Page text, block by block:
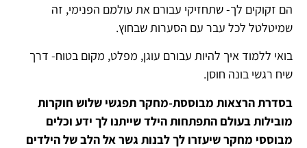
הם זקוקים לך- שתחזיקי עבורם את עולמם הפנימי, זה
שמיטלטל לכל עבר עם הסערות שבחוץ.
בואי ללמוד איך להיות עבורם עוגן, מפלט, מקום בטוח- דרך
שיח רגשי בונה חוסן.
בסדרת הרצאות מבוססת-מחקר תפגשי שלוש חוקרות
מובילות בעולם התפתחות הילד שייתנו לך ידע וכלים
מבוססי מחקר שיעזרו לך לבנות גשר אל הלב של הילדים